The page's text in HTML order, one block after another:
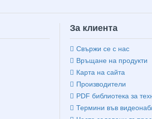
За клиента
Свържи се с нас
Връщане на продукти
Карта на сайта
Производители
PDF библиотека за
Термини във